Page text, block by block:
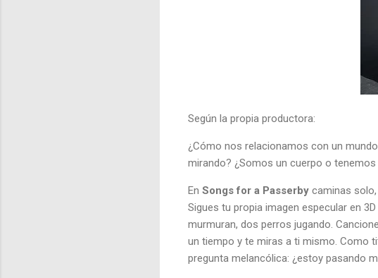
Según la propia productora:
¿Cómo nos relacionamos con un
mirando? ¿Somos un cuerpo o
En Songs for a Passerby caminas
Sigues tu propia imagen especular en
murmuran, dos perros jugando.
un tiempo y te miras a ti mismo. Como
pregunta melancólica: ¿estoy pasando